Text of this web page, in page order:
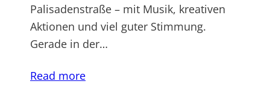
Palisadenstraße – mit Musik, kreativen
Aktionen und viel guter Stimmung.
Gerade in der…
Read more